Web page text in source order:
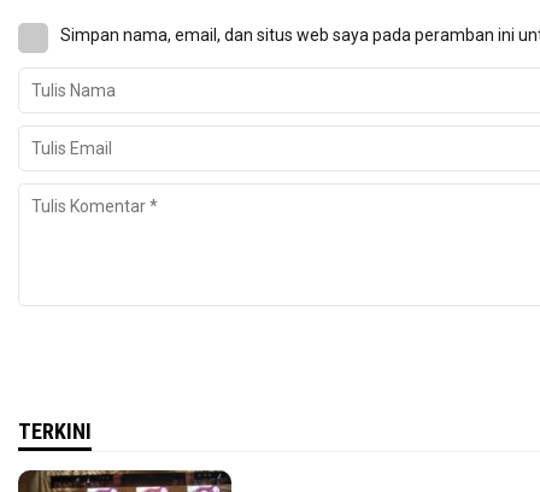
Simpan nama, email, dan situs web saya pada peramban ini
TERKINI